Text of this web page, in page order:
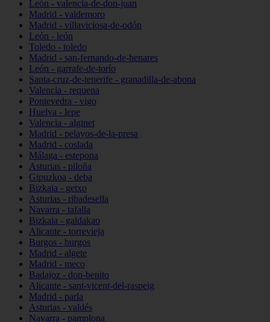
León - valencia-de-don-juan
Madrid - valdemoro
Madrid - villaviciosa-de-odón
León - león
Toledo - toledo
Madrid - san-fernando-de-henares
León - garrafe-de-torío
Santa-cruz-de-tenerife - granadilla-de-abona
Valencia - requena
Pontevedra - vigo
Huelva - lepe
Valencia - alginet
Madrid - pelayos-de-la-presa
Madrid - coslada
Málaga - estepona
Asturias - piloña
Gipuzkoa - deba
Bizkaia - getxo
Asturias - ribadesella
Navarra - tafalla
Bizkaia - galdakao
Alicante - torrevieja
Burgos - burgos
Madrid - algete
Madrid - meco
Badajoz - don-benito
Alicante - sant-vicent-del-raspeig
Madrid - parla
Asturias - valdés
Navarra - pamplona